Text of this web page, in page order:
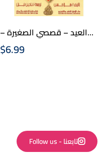
العيد – قصصي الصغيرة –
عربي انكليزي – Arabic
English Stories – Eid
$6.99
Follow us - تابعنا